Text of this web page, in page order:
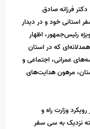
فرزانه صادق
استانی خود و در دیدار
رئیس‌جمهور، اظهار
که در استان
عمرانی، اجتماعی و
مرهون هدایت‌های
وزارت راه و
نزدیک به سی سفر